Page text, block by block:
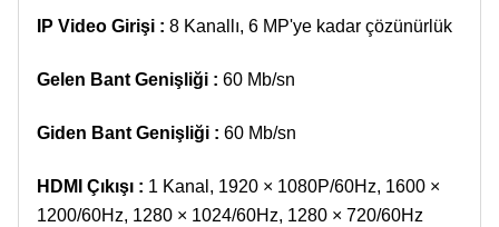
IP Video Girişi : 8 Kanallı, 6 MP'ye kadar çözünürlük
Gelen Bant Genişliği : 60 Mb/sn
Giden Bant Genişliği : 60 Mb/sn
HDMI Çıkışı : 1 Kanal, 1920 × 1080P/60Hz, 1600 ×
1200/60Hz, 1280 × 1024/60Hz, 1280 × 720/60Hz